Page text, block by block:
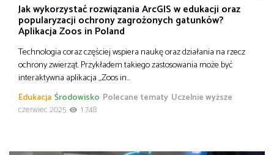
Jak wykorzystać rozwiązania ArcGIS w edukacji oraz
popularyzacji ochrony zagrożonych gatunków?
Aplikacja Zoos in Poland
Technologia coraz częściej wspiera naukę oraz działania na rzecz
ochrony zwierząt. Przykładem takiego zastosowania może być
interaktywna aplikacja „Zoos in…
Edukacja Polecane tematy
Środowisko
Uczelnie wyższe
czerwiec 2025
1 748